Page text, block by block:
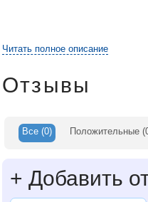
Читать полное описание
Отзывы
Все (0) Положительные
+ Добавить